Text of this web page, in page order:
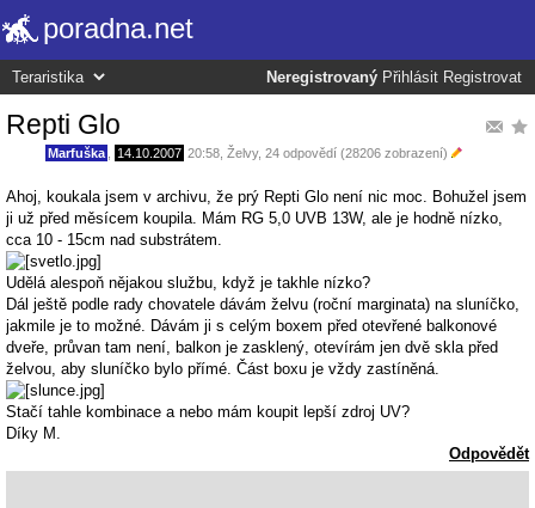
poradna.net
Neregistrovaný Přihlásit Registrovat
Repti Glo
Marfuška 14.10.2007 20:58 Želvy, 24 odpovědí (28206 zobrazení)
Ahoj, koukala jsem v archivu, že prý Repti Glo není nic moc. Bohužel jsem
ji už před měsícem koupila. Mám RG 5,0 UVB 13W, ale je hodně nízko,
cca 10 - 15cm nad substrátem.
Udělá alespoň nějakou službu, když je takhle nízko?
Dál ještě podle rady chovatele dávám želvu (roční marginata) na sluníčko,
jakmile je to možné. Dávám ji s celým boxem před otevřené balkonové
dveře, průvan tam není, balkon je zasklený, otevírám jen dvě skla před
želvou, aby sluníčko bylo přímé. Část boxu je vždy zastíněná.
Stačí tahle kombinace a nebo mám koupit lepší zdroj UV?
Díky M.
Odpovědět